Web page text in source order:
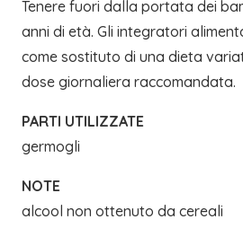
Tenere fuori dalla portata dei
anni di età. Gli integratori
come sostituto di una dieta
dose giornaliera raccomandata.
PARTI UTILIZZATE
germogli
NOTE
alcool non ottenuto da cereali